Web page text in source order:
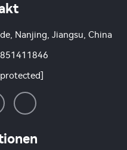
Nanjing, Jiangsu, China